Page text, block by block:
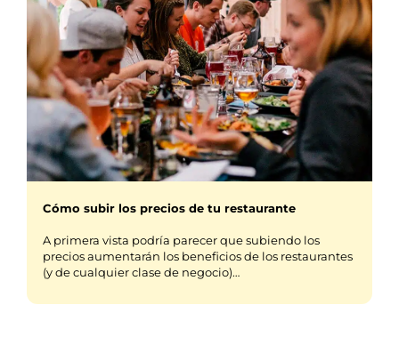
Cómo subir los precios de tu restaurante
A primera vista podría parecer que subiendo los
precios aumentarán los beneficios de los restaurantes
(y de cualquier clase de negocio)…